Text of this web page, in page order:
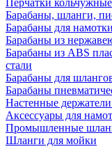
Перчатки кольчужные
Барабаны, шланги,
Барабаны для
Барабаны из
Барабаны из ABS
стали
Барабаны для
Барабаны
Настенные
Аксессуары для
Промышленные
Шланги для мойки